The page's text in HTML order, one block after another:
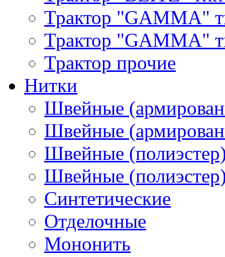
Трактор "GAMMA"
Трактор "GAMMA"
Трактор прочие
Нитки
Швейные
Швейные
Швейные
Швейные
Синтетические
Отделочные
Мононить